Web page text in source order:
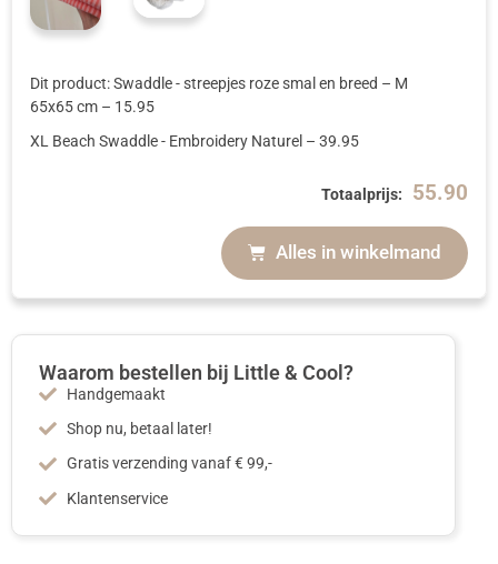
Totaalprijs: 55.90
Alles in winkelmand
Dit product: Swaddle - streepjes roze smal en breed – M
65x65 cm – 15.95
XL Beach Swaddle - Embroidery Naturel – 39.95
Waarom bestellen bij Little & Cool?
Handgemaakt
Shop nu, betaal later!
Gratis verzending vanaf € 99,-
Klantenservice